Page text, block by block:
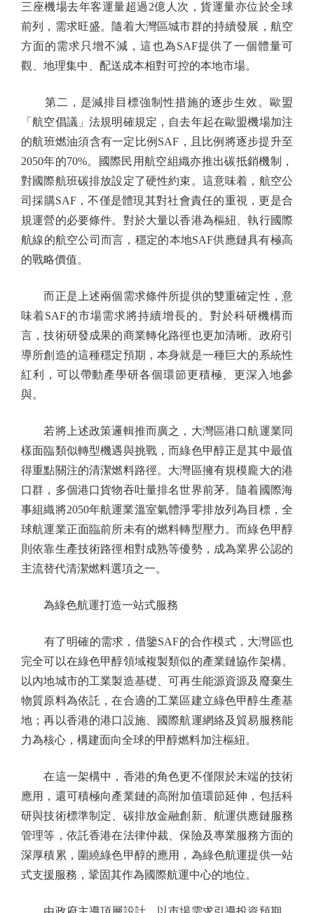
三座機場去年客運量超過2億人次，貨運量亦位於全球
前列，需求旺盛。隨着大灣區城市群的持續發展，航空
方面的需求只增不減，這也為SAF提供了一個體量可
觀、地理集中、配送成本相對可控的本地市場。
第二，是減排目標強制性措施的逐步生效。歐盟
「航空倡議」法規明確規定，自去年起在歐盟機場加注
的航班燃油須含有一定比例SAF，且比例將逐步提升至
2050年的70%。國際民用航空組織亦推出碳抵銷機制，
對國際航班碳排放設定了硬性約束。這意味着，航空公
司採購SAF，不僅是體現其對社會責任的重視，更是合
規運營的必要條件。對於大量以香港為樞紐、執行國際
航線的航空公司而言，穩定的本地SAF供應鏈具有極高
的戰略價值。
而正是上述兩個需求條件所提供的雙重確定性，意
味着SAF的市場需求將持續增長的。對於科研機構而
言，技術研發成果的商業轉化路徑也更加清晰。政府引
導所創造的這種穩定預期，本身就是一種巨大的系統性
紅利，可以帶動產學研各個環節更積極、更深入地參
與。
若將上述政策邏輯推而廣之，大灣區港口航運業同
樣面臨類似轉型機遇與挑戰，而綠色甲醇正是其中最值
得重點關注的清潔燃料路徑。大灣區擁有規模龐大的港
口群，多個港口貨物吞吐量排名世界前茅。隨着國際海
事組織將2050年航運業溫室氣體淨零排放列為目標，全
球航運業正面臨前所未有的燃料轉型壓力。而綠色甲醇
則依靠生產技術路徑相對成熟等優勢，成為業界公認的
主流替代清潔燃料選項之一。
為綠色航運打造一站式服務
有了明確的需求，借鑒SAF的合作模式，大灣區也
完全可以在綠色甲醇領域複製類似的產業鏈協作架構。
以內地城市的工業製造基礎、可再生能源資源及廢棄生
物質原料為依託，在合適的工業區建立綠色甲醇生產基
地；再以香港的港口設施、國際航運網絡及貿易服務能
力為核心，構建面向全球的甲醇燃料加注樞紐。
在這一架構中，香港的角色更不僅限於末端的技術
應用，還可積極向產業鏈的高附加值環節延伸，包括科
研與技術標準制定、碳排放金融創新、航運供應鏈服務
管理等，依託香港在法律仲裁、保險及專業服務方面的
深厚積累，圍繞綠色甲醇的應用，為綠色航運提供一站
式支援服務，鞏固其作為國際航運中心的地位。